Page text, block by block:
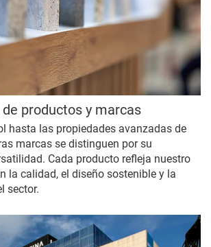
productos y marcas
hasta las propiedades avanzadas de
marcas se distinguen por su
Cada producto refleja nuestro
la calidad, el diseño sostenible y la
sector.